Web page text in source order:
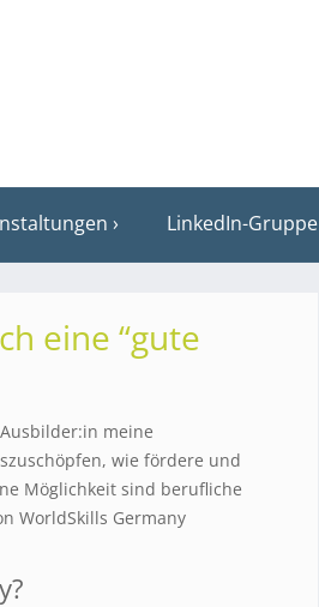
LinkedIn-Gruppe
eine “gute
meine
wie fördere und
Möglichkeit sind berufliche
WorldSkills Germany